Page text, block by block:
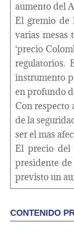
aumento del
El gremio de
varias mesas
‘precio
regulatorios.
instrumento
en profundo
Con respecto
de la
ser el mas
El precio del
presidente
previsto un